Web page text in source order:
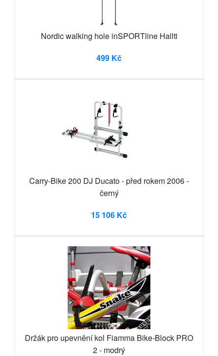
Nordic walking hole inSPORTline Hallti
499 Kč
Carry-Bike 200 DJ Ducato - před rokem 2006 -
černý
15 106 Kč
Držák pro upevnění kol Fiamma Bike-Block PRO
2 - modrý